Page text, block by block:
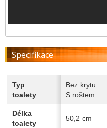
Specifikace
Typ
toalety
Bez krytu
S roštem
Délka
toalety
50,2 cm